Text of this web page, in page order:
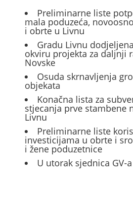
Preliminarne liste
mala poduzeća,
i obrte u Livnu
Gradu Livnu
okviru projekta za daljnji
Novske
Osuda skrnavljenja
objekata
Konačna lista za
stjecanja prve stambene
Livnu
Preliminarne liste
investicijama u obrte i
i žene poduzetnice
U utorak sjednica GV-